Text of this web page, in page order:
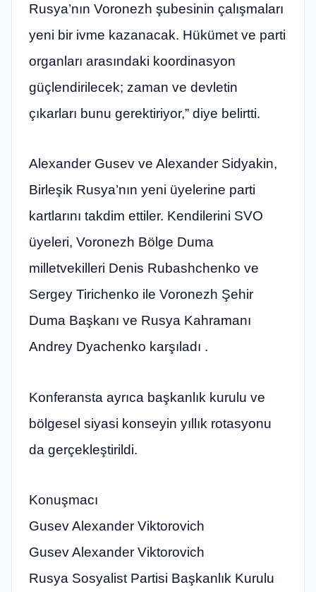
Rusya’nın Voronezh şubesinin çalışmaları
yeni bir ivme kazanacak. Hükümet ve parti
organları arasındaki koordinasyon
güçlendirilecek; zaman ve devletin
çıkarları bunu gerektiriyor,” diye belirtti.
Alexander Gusev ve Alexander Sidyakin,
Birleşik Rusya’nın yeni üyelerine parti
kartlarını takdim ettiler. Kendilerini SVO
üyeleri, Voronezh Bölge Duma
milletvekilleri Denis Rubashchenko ve
Sergey Tirichenko ile Voronezh Şehir
Duma Başkanı ve Rusya Kahramanı
Andrey Dyachenko karşıladı .
Konferansta ayrıca başkanlık kurulu ve
bölgesel siyasi konseyin yıllık rotasyonu
da gerçekleştirildi.
Konuşmacı
Gusev Alexander Viktorovich
Gusev Alexander Viktorovich
Rusya Sosyalist Partisi Başkanlık Kurulu